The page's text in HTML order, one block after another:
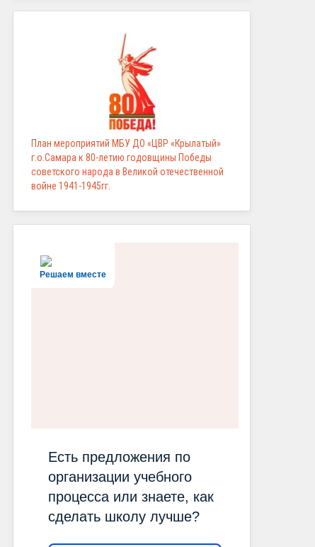
План мероприятий МБУ ДО «ЦВР «Крылатый»
г.о.Самара к 80-летию годовщины Победы
советского народа в Великой отечественной
войне 1941-1945гг.
Решаем вместе
Есть предложения по
организации учебного
процесса или знаете, как
сделать школу лучше?